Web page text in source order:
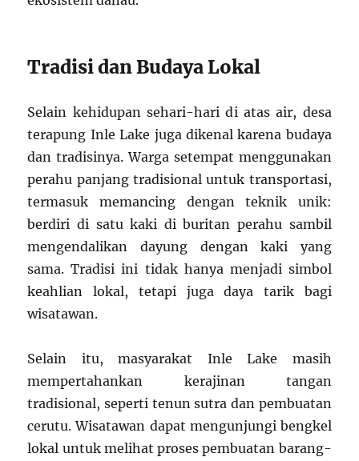
Tradisi dan Budaya Lokal
Selain kehidupan sehari-hari di atas air, desa
terapung Inle Lake juga dikenal karena budaya
dan tradisinya. Warga setempat menggunakan
perahu panjang tradisional untuk transportasi,
termasuk memancing dengan teknik unik:
berdiri di satu kaki di buritan perahu sambil
mengendalikan dayung dengan kaki yang
sama. Tradisi ini tidak hanya menjadi simbol
keahlian lokal, tetapi juga daya tarik bagi
wisatawan.
Selain itu, masyarakat Inle Lake masih
mempertahankan kerajinan tangan
tradisional, seperti tenun sutra dan pembuatan
cerutu. Wisatawan dapat mengunjungi bengkel
lokal untuk melihat proses pembuatan barang-